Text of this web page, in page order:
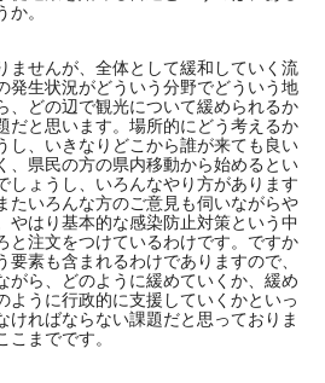
。
せんが、全体として緩和していく流
発生状況がどういう分野でどういう地
、どの辺で観光について緩められるか
だと思います。場所的にどう考えるか
し、いきなりどこから誰が来ても良い
、県民の方の県内移動から始めるとい
しょうし、いろんなやり方があります
たいろんな方のご意見も伺いながらや
やはり基本的な感染防止対策という中
と注文をつけているわけです。ですか
要素も含まれるわけでありますので、
がら、どのように緩めていくか、緩め
ように行政的に支援していくかといっ
ければならない課題だと思っておりま
までです。